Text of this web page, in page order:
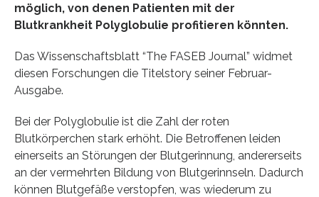
möglich, von denen Patienten mit der
Blutkrankheit Polyglobulie profitieren könnten.
Das Wissenschaftsblatt “The FASEB Journal” widmet
diesen Forschungen die Titelstory seiner Februar-
Ausgabe.
Bei der Polyglobulie ist die Zahl der roten
Blutkörperchen stark erhöht. Die Betroffenen leiden
einerseits an Störungen der Blutgerinnung, andererseits
an der vermehrten Bildung von Blutgerinnseln. Dadurch
können Blutgefäße verstopfen, was wiederum zu